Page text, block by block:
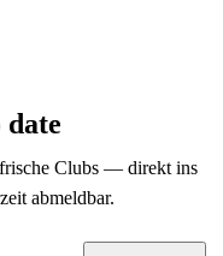
frische Clubs — direkt ins
abmeldbar.